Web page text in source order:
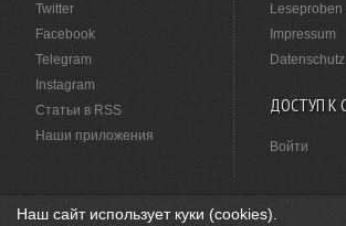
Наш сайт использует куки (cookies).
Twitter
Facebook
Telegram
Instagram
Статьи в RSS
Наши приложения
Leseproben
Impressum
Datenschutz
ДОСТУП К
Войти